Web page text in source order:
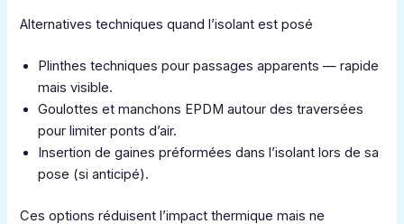
Alternatives techniques quand l’isolant est posé
Plinthes techniques pour passages apparents — rapide
mais visible.
Goulottes et manchons EPDM autour des traversées
pour limiter ponts d’air.
Insertion de gaines préformées dans l’isolant lors de sa
pose (si anticipé).
Ces options réduisent l’impact thermique mais ne